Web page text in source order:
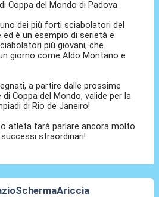
Coppa del Mondo di Padova
dei più forti sciabolatori del
è un esempio di serietà e
più giovani, che
giorno come Aldo Montano e
a partire dalle prossime
Coppa del Mondo, valide per la
di Rio de Janeiro!
atleta farà parlare ancora molto
straordinari!